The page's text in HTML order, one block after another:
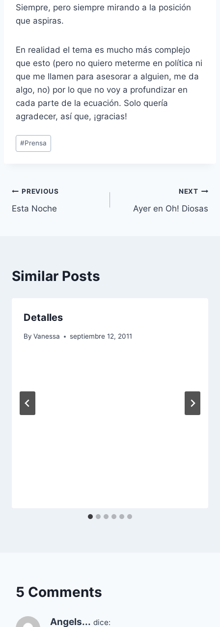
Siempre, pero siempre mirando a la posición
que aspiras.
En realidad el tema es mucho más complejo
que esto (pero no quiero meterme en política ni
que me llamen para asesorar a alguien, me da
algo, no) por lo que no voy a profundizar en
cada parte de la ecuación. Solo quería
agradecer, así que, ¡gracias!
Post
Tags:
#Prensa
Navegación
de
PREVIOUS
Esta Noche
NEXT
Ayer en Oh! Diosas
Similar Posts
Detalles
By Vanessa septiembre 12, 2011
5 Comments
Angels... dice: